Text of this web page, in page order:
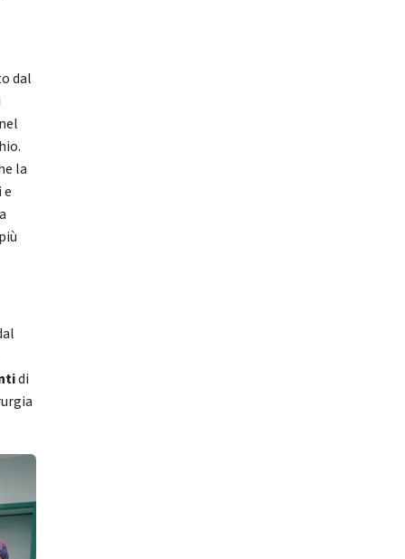
dal
la
di